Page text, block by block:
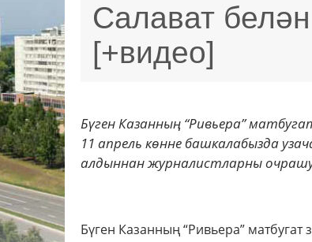
Салават
[+видео]
Бүген Казанның “Ривьера”
11 апрель көнне башкалабызда
алдыннан журналистларны
Бүген Казанның “Ривьера”